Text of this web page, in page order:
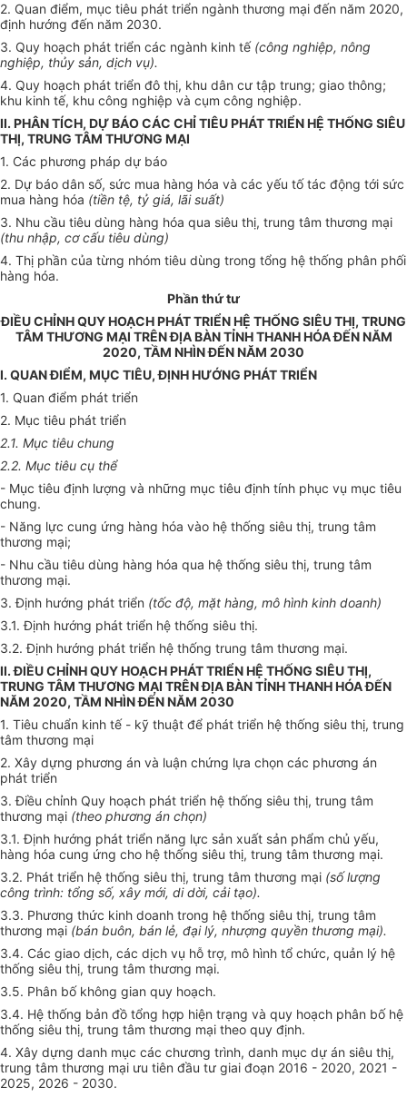
2. Quan điểm, mục tiêu phát triển ngành thương mại đến năm 2020,
định hướng đến năm 2030.
3. Quy hoạch phát triển các ngành kinh tế (công nghiệp, nông
nghiệp, thủy sản, dịch vụ).
4. Quy hoạch phát triển đô thị, khu dân cư tập trung; giao thông;
khu kinh tế, khu công nghiệp và cụm công nghiệp.
II. PHÂN TÍCH, DỰ BÁO CÁC CHỈ TIÊU PHÁT TRIỂN HỆ THỐNG SIÊU
THỊ, TRUNG TÂM THƯƠNG MẠI
1. Các phương pháp dự báo
2. Dự báo dân số, sức mua hàng hóa và các yếu tố tác động tới sức
mua hàng hóa (tiền tệ, tỷ giá, lãi suất)
3. Nhu cầu tiêu dùng hàng hóa qua siêu thị, trung tâm thương mại
(thu nhập, cơ cấu tiêu dùng)
4. Thị phần của từng nhóm tiêu dùng trong tổng hệ thống phân phối
hàng hóa.
Phần thứ tư
ĐIỀU CHỈNH QUY HOẠCH PHÁT TRIỂN HỆ THỐNG SIÊU THỊ, TRUNG
TÂM THƯƠNG MẠI TRÊN ĐỊA BÀN TỈNH THANH HÓA ĐẾN NĂM
2020, TẦM NHÌN ĐẾN NĂM 2030
I. QUAN ĐIỂM, MỤC TIÊU, ĐỊNH HƯỚNG PHÁT TRIỂN
1. Quan điểm phát triển
2. Mục tiêu phát triển
2.1. Mục tiêu chung
2.2. Mục tiêu cụ thể
- Mục tiêu định lượng và những mục tiêu định tính phục vụ mục tiêu
chung.
- Năng lực cung ứng hàng hóa vào hệ thống siêu thị, trung tâm
thương mại;
- Nhu cầu tiêu dùng hàng hóa qua hệ thống siêu thị, trung tâm
thương mại.
3. Định hướng phát triển (tốc độ, mặt hàng, mô hình kinh doanh)
3.1. Định hướng phát triển hệ thống siêu thị.
3.2. Định hướng phát triển hệ thống trung tâm thương mại.
II. ĐIỀU CHỈNH QUY HOẠCH PHÁT TRIỂN HỆ THỐNG SIÊU THỊ,
TRUNG TÂM THƯƠNG MẠI TRÊN ĐỊA BÀN TỈNH THANH HÓA ĐẾN
NĂM 2020, TẦM NHÌN ĐẾN NĂM 2030
1. Tiêu chuẩn kinh tế - kỹ thuật để phát triển hệ thống siêu thị, trung
tâm thương mại
2. Xây dựng phương án và luận chứng lựa chọn các phương án
phát triển
3. Điều chỉnh Quy hoạch phát triển hệ thống siêu thị, trung tâm
thương mại (theo phương án chọn)
3.1. Định hướng phát triển năng lực sản xuất sản phẩm chủ yếu,
hàng hóa cung ứng cho hệ thống siêu thị, trung tâm thương mại.
3.2. Phát triển hệ thống siêu thị, trung tâm thương mại (số lượng
công trình: tổng số, xây mới, di dời, cải tạo).
3.3. Phương thức kinh doanh trong hệ thống siêu thị, trung tâm
thương mại (bán buôn, bán lẻ, đạilý, nhượng quyền thương mại).
3.4. Các giao dịch, các dịch vụ hỗ trợ, mô hình tổ chức, quản lý hệ
thống siêu thị, trung tâm thương mại.
3.5. Phân bố không gian quy hoạch.
3.4. Hệ thống bản đồ tổng hợp hiện trạng và quy hoạch phân bố hệ
thống siêu thị, trung tâm thương mại theo quy định.
4. Xây dựng danh mục các chương trình, danh mục dự án siêu thị,
trung tâm thương mại ưu tiên đầu tư giai đoạn 2016 - 2020, 2021 -
2025, 2026 - 2030.